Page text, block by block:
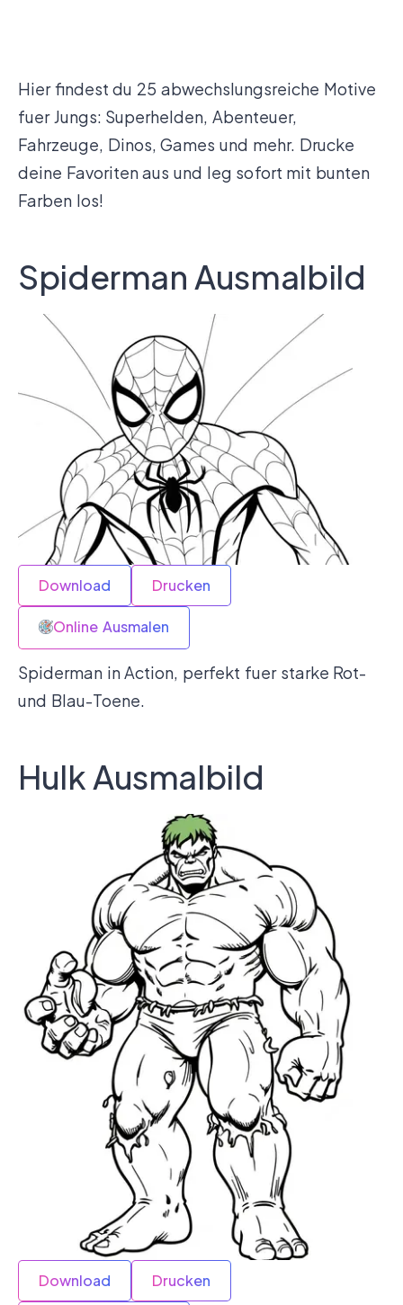
Hier findest du 25 abwechslungsreiche Motive
fuer Jungs: Superhelden, Abenteuer,
Fahrzeuge, Dinos, Games und mehr. Drucke
deine Favoriten aus und leg sofort mit bunten
Farben los!
Spiderman Ausmalbild
Download Drucken
Online Ausmalen
Spiderman in Action, perfekt fuer starke Rot-
und Blau-Toene.
Hulk Ausmalbild
Download Drucken